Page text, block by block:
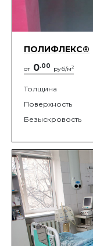
ПОЛИФЛЕКС®
от 0.00 руб/м2
Толщина
Поверхность
Безыскровость